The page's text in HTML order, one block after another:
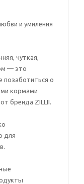
и умиления
чуткая,
— это
позаботиться о
кормами
бренда ZILLII.
для